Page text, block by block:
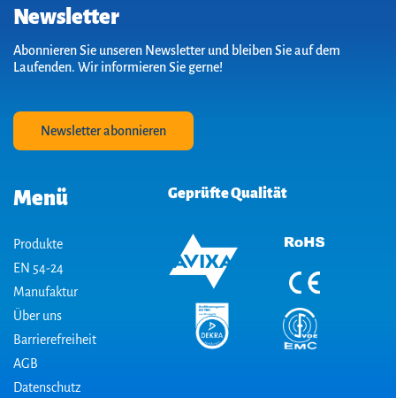
Newsletter
Abonnieren Sie unseren Newsletter und bleiben Sie auf dem
Laufenden. Wir informieren Sie gerne!
Newsletter abonnieren
Menü
Produkte
EN 54-24
Manufaktur
Über uns
Barrierefreiheit
AGB
Datenschutz
Geprüfte Qualität